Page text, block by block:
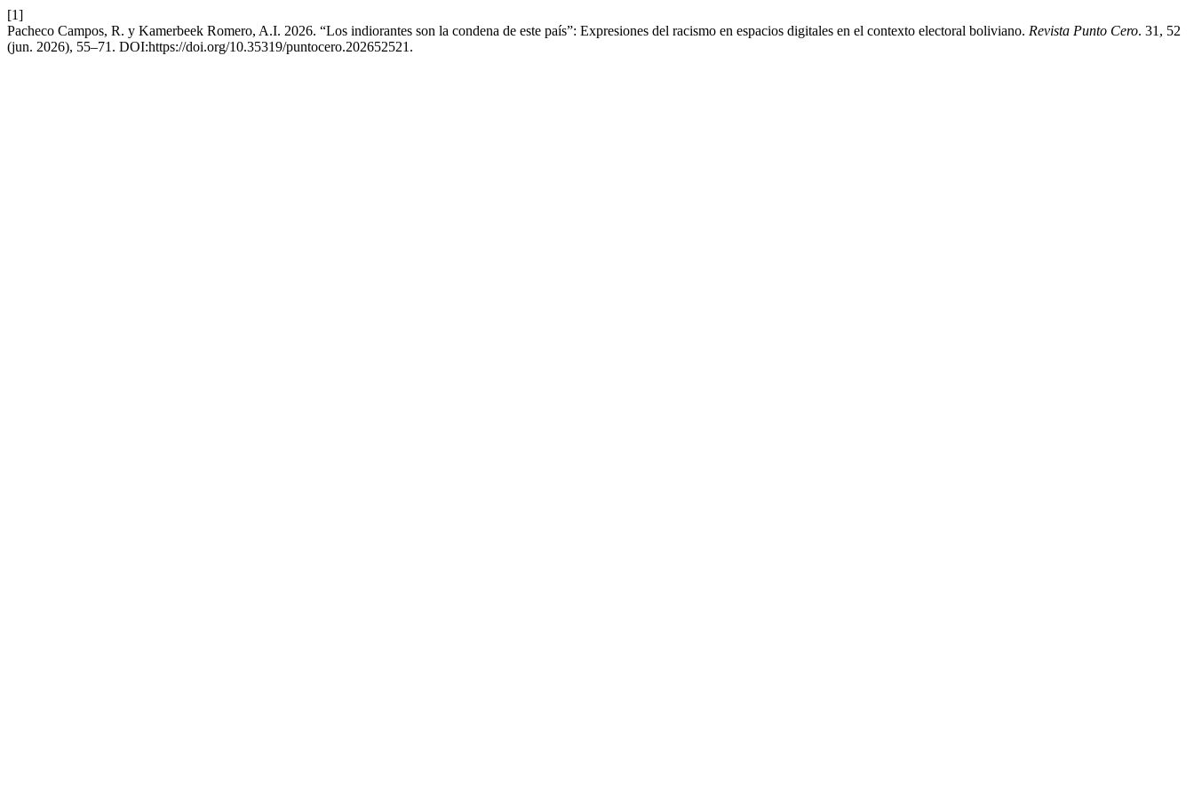
[1]
Pacheco Campos, R. y Kamerbeek Romero, A.I. 2026. “Los indiorantes son la condena de este país”: Expresiones del racismo en espacios digitales en el contexto electoral boliviano. Revista Punto Cero. 31, 52
(jun. 2026), 55–71. DOI:https://doi.org/10.35319/puntocero.202652521.